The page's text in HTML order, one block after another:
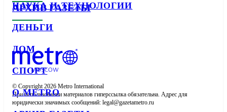
НАУКА И ТЕХНОЛОГИИ
ДЕНЬГИ
ДОМ
СПОРТ
О METRO
АРХИВ ГАЗЕТЫ
© Copyright 2026 Metro International
При использовании материалов гиперссылка обязательна. Адрес для
юридически значимых сообщений: